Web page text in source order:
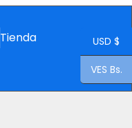
Tienda USD $
VES Bs.